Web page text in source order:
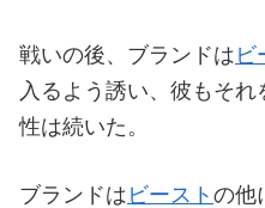
戦いの後、ブランドは ビ
入るよう誘い、彼もそ
性は続いた。
ブランドは ビースト の他